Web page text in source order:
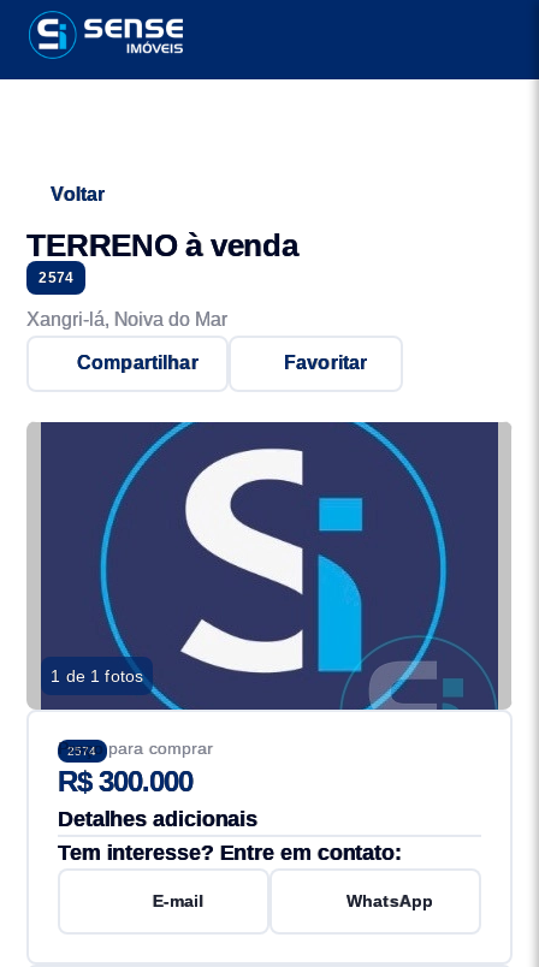
Voltar
TERRENO à venda
2574
Xangri-lá, Noiva do Mar
Compartilhar Favoritar
1 de 1 fotos
2574
Preço para comprar
R$ 300.000
Detalhes adicionais
Tem interesse? Entre em contato:
E-mail WhatsApp